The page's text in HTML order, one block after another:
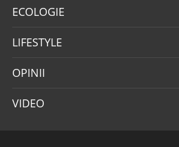
ECOLOGIE
LIFESTYLE
OPINII
VIDEO